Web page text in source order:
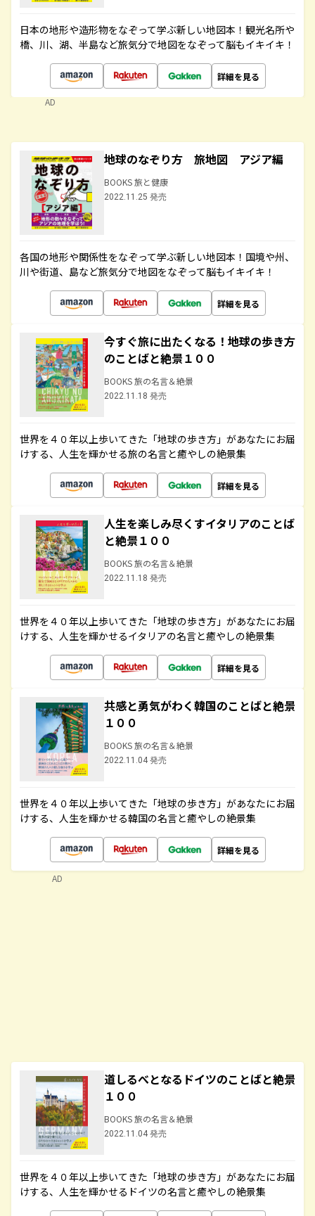
日本の地形や造形物をなぞって学ぶ新しい地図本！観光名所や
橋、川、湖、半島など旅気分で地図をなぞって脳もイキイキ！
詳細を見る
AD
地球のなぞり方 旅地図 アジア編
BOOKS 旅と健康
2022.11.25 発売
各国の地形や関係性をなぞって学ぶ新しい地図本！国境や州、
川や街道、島など旅気分で地図をなぞって脳もイキイキ！
詳細を見る
今すぐ旅に出たくなる！地球の歩き方
のことばと絶景１００
BOOKS 旅の名言＆絶景
2022.11.18 発売
世界を４０年以上歩いてきた「地球の歩き方」があなたにお届
けする、人生を輝かせる旅の名言と癒やしの絶景集
詳細を見る
人生を楽しみ尽くすイタリアのことば
と絶景１００
BOOKS 旅の名言＆絶景
2022.11.18 発売
世界を４０年以上歩いてきた「地球の歩き方」があなたにお届
けする、人生を輝かせるイタリアの名言と癒やしの絶景集
詳細を見る
共感と勇気がわく韓国のことばと絶景
１００
BOOKS 旅の名言＆絶景
2022.11.04 発売
世界を４０年以上歩いてきた「地球の歩き方」があなたにお届
けする、人生を輝かせる韓国の名言と癒やしの絶景集
詳細を見る
道しるべとなるドイツのことばと絶景
１００
BOOKS 旅の名言＆絶景
2022.11.04 発売
世界を４０年以上歩いてきた「地球の歩き方」があなたにお届
けする、人生を輝かせるドイツの名言と癒やしの絶景集
AD